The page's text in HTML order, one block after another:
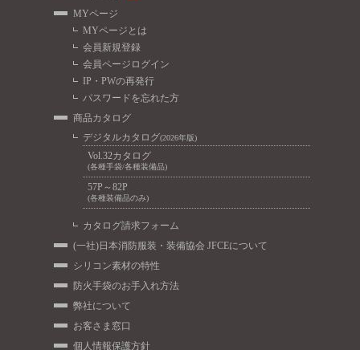
MYページ
MYページとは
会員新規登録
会員ページログイン
IP・PWの再発行
パスワードを忘れた方
商品カタログ
デジタルカタログ(2026年版)
Vol.32カタログ
(各種手袋/各種装備品)
57P～82P
(各種装備品のみ)
カタログ請求フォーム
(一社)日本消防服装・装備協会 JFCEについて
シリコン素材の特性
防火手袋のお手入れ方法
弊社について
お客さま窓口
個人情報保護方針